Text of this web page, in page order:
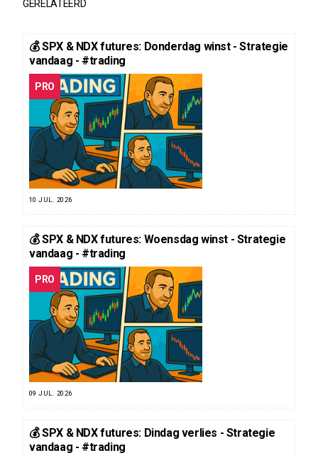
GERELATEERD
💰 SPX & NDX futures: Donderdag winst - Strategie
vandaag - #trading
PRO
10 JUL. 2026
💰 SPX & NDX futures: Woensdag winst - Strategie
vandaag - #trading
PRO
09 JUL. 2026
💰 SPX & NDX futures: Dindag verlies - Strategie
vandaag - #trading